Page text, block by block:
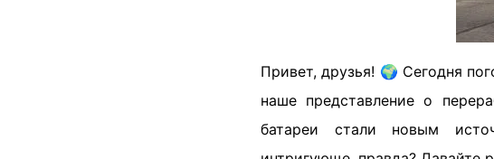
Привет, друзья! 🌍 Сегодня
наше представление о
батареи стали новым